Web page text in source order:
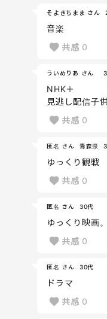
そよきちまま さん
音楽
共感 0
ういめりあ さん
NHK＋
見逃し配信子
共感 0
匿名 さん 青森県
ゆっくり観戦
共感 0
匿名 さん 30代
ゆっくり映画。
共感 0
匿名 さん 30代
ドラマ
共感 0